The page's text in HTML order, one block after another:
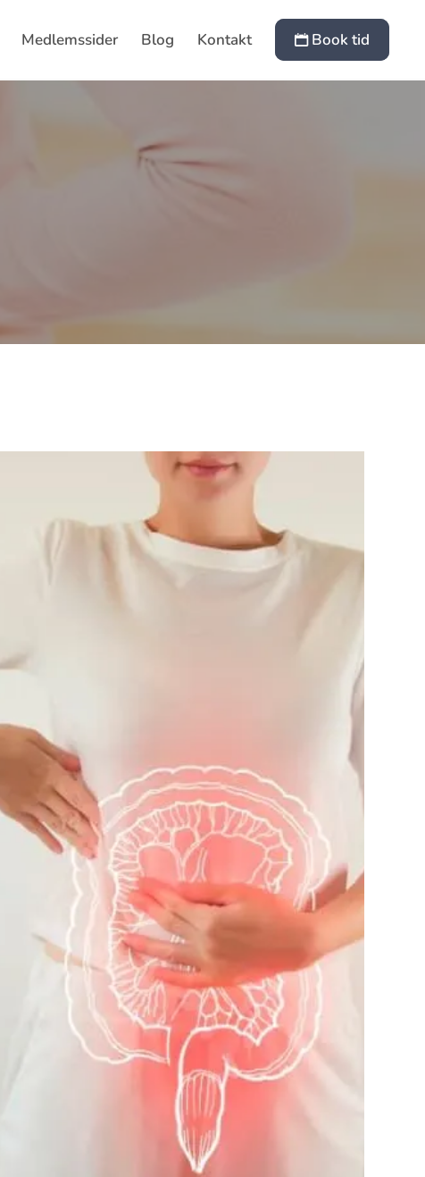
Medlemssider Blog Kontakt Book tid